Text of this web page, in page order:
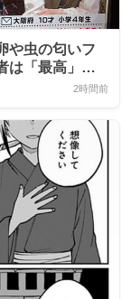
や虫の匂いフ
は「最高」や
2時間前